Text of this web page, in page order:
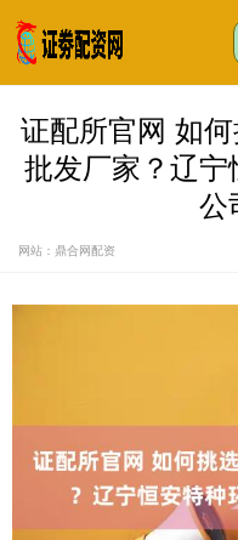
证配所官网 如
批发厂家？辽
公
网站：鼎合网配资